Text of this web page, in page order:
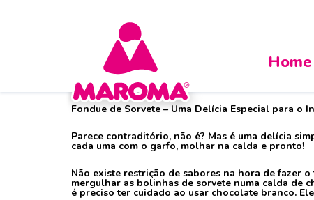
Home
Fondue de
Fondue de Sorvete – Uma Delícia Especial para o
Parece contraditório, não é? Mas é uma delícia
cada uma com o garfo, molhar na calda e pronto!
Não existe restrição de sabores na hora de fazer
mergulhar as bolinhas de sorvete numa calda de
é preciso ter cuidado ao usar chocolate branco.